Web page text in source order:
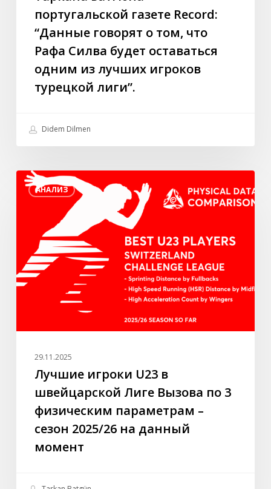
будет
оставаться
одним
лучших
турецкой
португальской газете Record:
“Данные говорят о том, что
Рафа Силва будет оставаться
одним из лучших игроков
турецкой лиги”.
Didem Dilmen
АНАЛИЗ
Лучшие
игроки
швейцарской
Лиге
Вызова
по
2025/26
данный
момент
29.11.2025
Лучшие игроки U23 в
швейцарской Лиге Вызова по 3
физическим параметрам –
сезон 2025/26 на данный
момент